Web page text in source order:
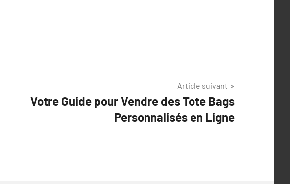
Article suivant
Votre Guide pour Vendre des Tote Bags
Personnalisés en Ligne